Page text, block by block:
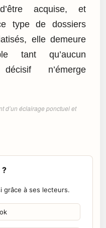
acquise, et
type de dossiers
elle demeure
tant qu’aucun
n’émerge
d’un éclairage ponctuel et
?
grâce à ses lecteurs.